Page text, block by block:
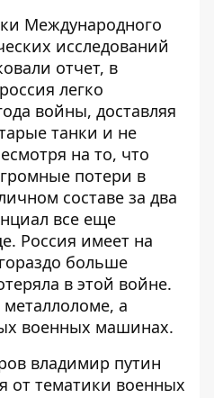
Международного
исследований
отчет, в
легко
войны, доставляя
танки и не
на то, что
потери в
составе за два
все еще
Россия имеет на
больше
в этой войне.
а
военных машинах.
владимир путин
от тематики военных